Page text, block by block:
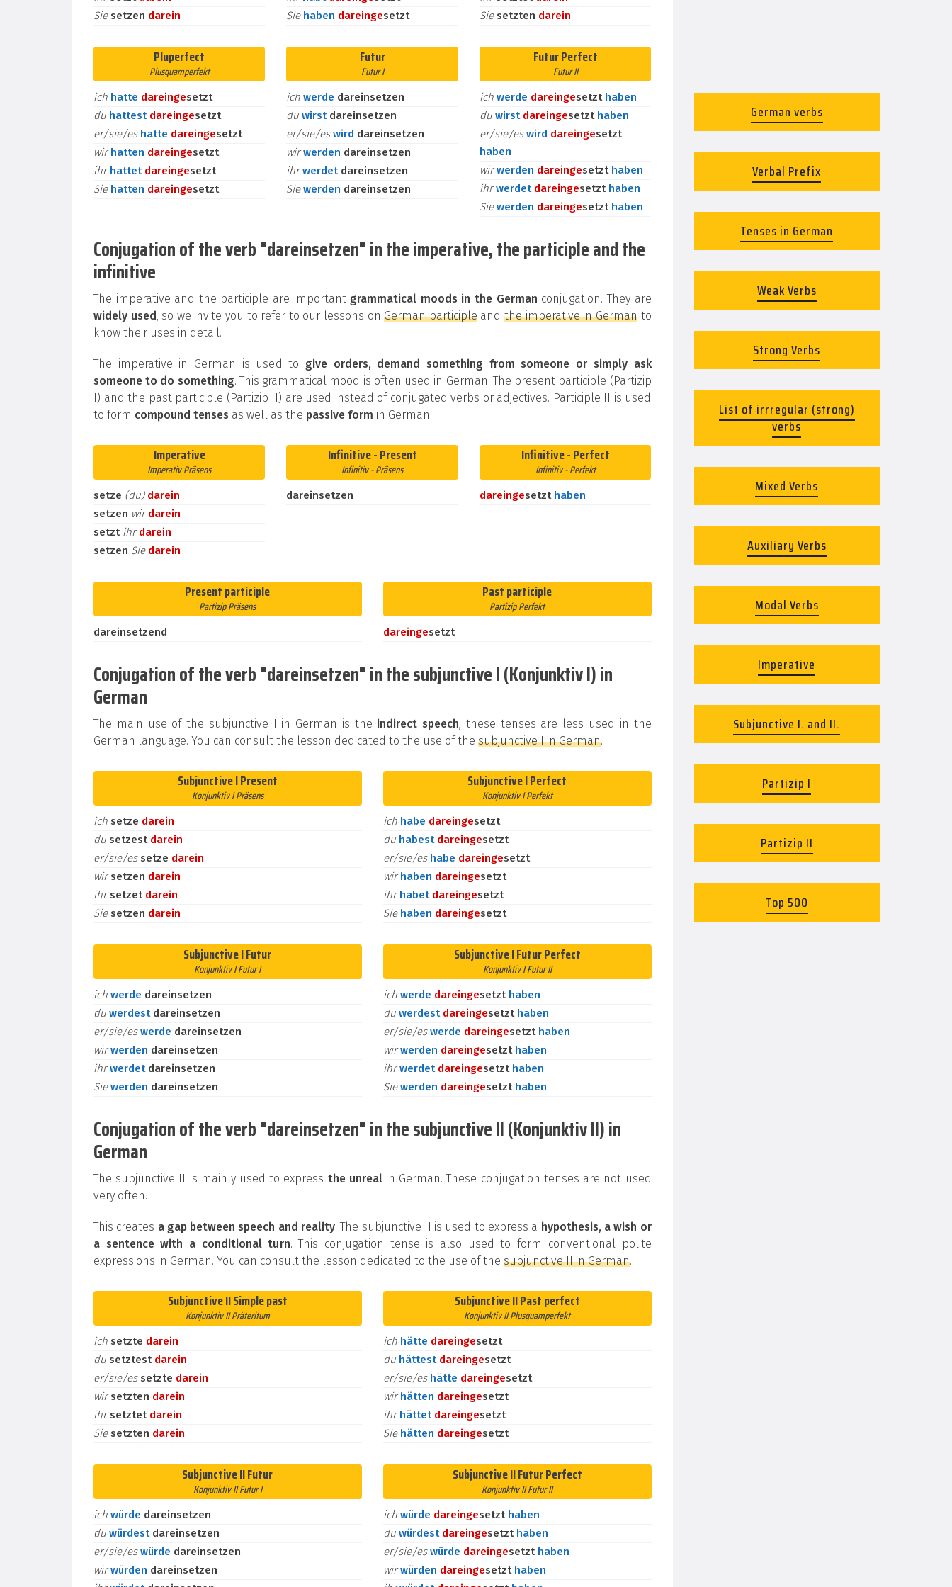
Sie setzen darein
Sie haben dareingesetzt
Sie setzten darein
Pluperfect
Plusquamperfekt
ich hatte dareingesetzt
du hattest dareingesetzt
er/sie/es hatte dareingesetzt
wirhatten dareingesetzt
ihrhattet dareingesetzt
Sie hatten dareingesetzt
Futur
Futur I
ichwerde dareinsetzen
duwirst dareinsetzen
er/sie/eswird dareinsetzen
wirwerden dareinsetzen
ihrwerdet dareinsetzen
Siewerden dareinsetzen
Futur Perfect
Futur II
ich werde dareingesetzt haben
du wirst dareingesetzt haben
er/sie/eswird dareingesetzt
haben
wirwerden dareingesetzt haben
ihrwerdet dareingesetzt haben
Siewerden dareingesetzt haben
Conjugation of the verb "dareinsetzen" in the imperative, the participle and the
infinitive
The imperative and the participle are important grammatical moods in the German conjugation. They are
widely used, so we invite you to refer to our lessons onGerman participleandthe imperative in Germanto
know their uses in detail.
The imperative in German is used to give orders, demand something from someone or simply ask
someone to do something. This grammatical mood is often used in German. The present participle (Partizip
I) and the past participle (Partizip II) are used instead of conjugated verbs or adjectives. Participle II is used
to form compound tenses as well as the passive form in German.
Imperative
Imperativ Präsens
setze (du) darein
setzen wirdarein
setzt ihrdarein
setzen Sie darein
Infinitive - Present
Infinitiv - Präsens
dareinsetzen
Infinitive - Perfect
Infinitiv - Perfekt
dareingesetzt haben
Present participle
Partizip Präsens
dareinsetzend
Past participle
Partizip Perfekt
dareingesetzt
Conjugation of the verb "dareinsetzen" in the subjunctive I (Konjunktiv I) in
German
The main use of the subjunctive I in German is the indirect speech, these tenses are less used in the
German language. You can consult the lesson dedicated to the use of the subjunctive I in German.
Subjunctive I Present
Konjunktiv I Präsens
ich setze darein
du setzest darein
er/sie/es setze darein
wirsetzen darein
ihrsetzet darein
Sie setzen darein
Subjunctive I Perfect
Konjunktiv I Perfekt
ich habe dareingesetzt
du habest dareingesetzt
er/sie/es habe dareingesetzt
wirhaben dareingesetzt
ihrhabet dareingesetzt
Sie haben dareingesetzt
Subjunctive I Futur
Konjunktiv I Futur I
ich werde dareinsetzen
du werdest dareinsetzen
er/sie/eswerde dareinsetzen
wirwerden dareinsetzen
ihrwerdet dareinsetzen
Siewerden dareinsetzen
Subjunctive I Futur Perfect
Konjunktiv I Futur II
ich werde dareingesetzt haben
du werdest dareingesetzt haben
er/sie/eswerde dareingesetzt haben
wirwerden dareingesetzt haben
ihrwerdet dareingesetzt haben
Siewerden dareingesetzt haben
Conjugation of the verb "dareinsetzen" in the subjunctive II (Konjunktiv II) in
German
The subjunctive II is mainly used to express the unrealin German. These conjugation tenses are not used
very often.
This creates a gap between speech and reality. The subjunctive II is used to express a hypothesis, a wish or
a sentence with a conditional turn. This conjugation tense is also used to form conventional polite
expressions in German. You can consult the lesson dedicated to the use of the subjunctive II in German.
Subjunctive II Simple past
Konjunktiv II Präteritum
ich setzte darein
du setztest darein
er/sie/es setzte darein
wirsetzten darein
ihrsetztet darein
Sie setzten darein
Subjunctive II Past perfect
Konjunktiv II Plusquamperfekt
ich hätte dareingesetzt
du hättest dareingesetzt
er/sie/es hätte dareingesetzt
wirhätten dareingesetzt
ihrhättet dareingesetzt
Sie hätten dareingesetzt
Subjunctive II Futur
Konjunktiv II Futur I
ich würde dareinsetzen
du würdest dareinsetzen
er/sie/eswürde dareinsetzen
wirwürden dareinsetzen
Subjunctive II Futur Perfect
Konjunktiv II Futur II
ich würde dareingesetzt haben
du würdest dareingesetzt haben
er/sie/eswürde dareingesetzt haben
wirwürden dareingesetzt haben
German verbs
Verbal Prefix
Tenses in German
Weak Verbs
Strong Verbs
List of irrregular (strong)
verbs
Mixed Verbs
Auxiliary Verbs
Modal Verbs
Imperative
Subjunctive I. and II.
Partizip I
Partizip II
Top 500